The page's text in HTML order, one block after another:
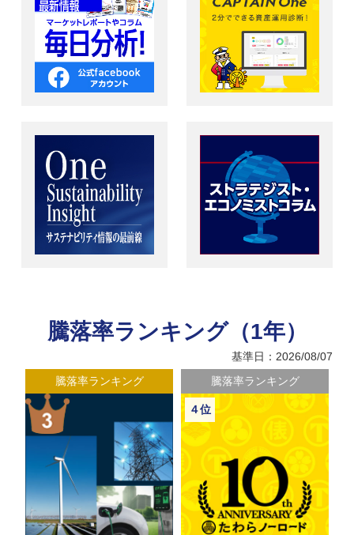
騰落率ランキング（1年）
基準日：2026/08/07
騰落率ランキング
５位
騰落率ランキング
６位